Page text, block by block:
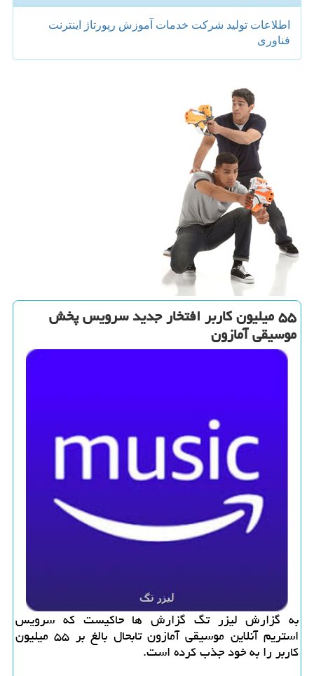
اطلاعات تولید شركت خدمات آموزش رپورتاژ
اینترنت
فناوری
۵۵ میلیون كاربر افتخار جدید سرویس پخش
موسیقی آمازون
به گزارش لیزر تگ گزارش ها حاكیست كه سرویس
استریم آنلاین موسیقی آمازون تابحال بالغ بر ۵۵ میلیون
كاربر را به خود جذب كرده است.